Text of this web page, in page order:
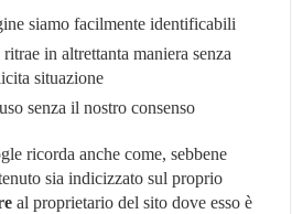
siamo facilmente identificabili
in altrettanta maniera senza
situazione
senza il nostro consenso
ricorda anche come, sebbene
sia indicizzato sul proprio
al proprietario del sito dove esso è